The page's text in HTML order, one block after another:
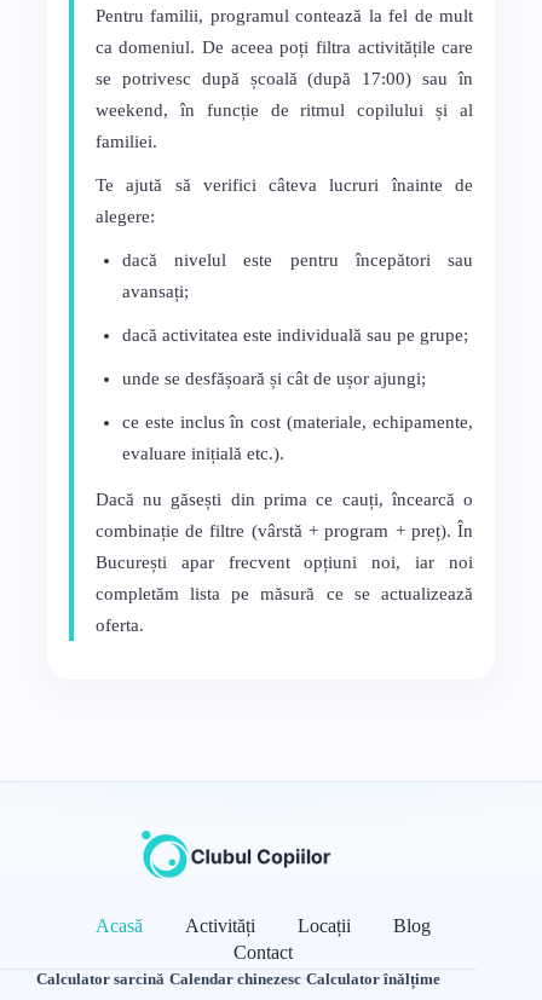
Pentru familii, programul contează la fel de mult
ca domeniul. De aceea poți filtra activitățile care
se potrivesc după școală (după 17:00) sau în
weekend, în funcție de ritmul copilului și al
familiei.
Te ajută să verifici câteva lucruri înainte de
alegere:
dacă nivelul este pentru începători sau
avansați;
dacă activitatea este individuală sau pe grupe;
unde se desfășoară și cât de ușor ajungi;
ce este inclus în cost (materiale, echipamente,
evaluare inițială etc.).
Dacă nu găsești din prima ce cauți, încearcă o
combinație de filtre (vârstă + program + preț). În
București apar frecvent opțiuni noi, iar noi
completăm lista pe măsură ce se actualizează
oferta.
Acasă Activități Locații
Blog
Contact
Calculator sarcină·Calendar chinezesc·Calculator înălțime